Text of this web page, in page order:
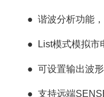
● 谐波分析功能
● List模式模拟
● 可设置输出波
● 支持远端